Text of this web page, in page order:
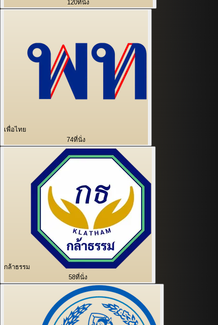
120ที่นั่ง
เพื่อไทย
74ที่นั่ง
กล้าธรรม
58ที่นั่ง